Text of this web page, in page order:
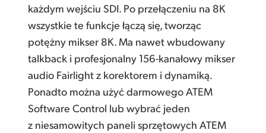
Italy
Japan
Korea
Mexico
Malaysia
Nowa funkcja ATEM Advanced Chroma Key w 8K
W
iele strumieni 12G-SDI dla HD, Ultra HD i natywnego 8K
P
ierwszy mikser z naprawdę profesjonalnym dźwiękiem
Profesjonalny mikser audio Fairlight
każdym wejściu SDI. Po przełączeniu na 8K
wszystkie te funkcje łączą się, tworząc
potężny mikser 8K. Ma nawet wbudowany
talkback i profesjonalny 156-kanałowy mikser
audio Fairlight z korektorem i dynamiką.
Ponadto można użyć darmowego ATEM
Software Control lub wybrać jeden
z niesamowitych paneli sprzętowych ATEM